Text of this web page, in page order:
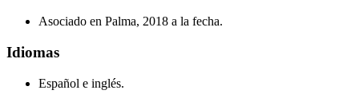
Asociado en Palma, 2018 a la fecha.
Idiomas
Español e inglés.